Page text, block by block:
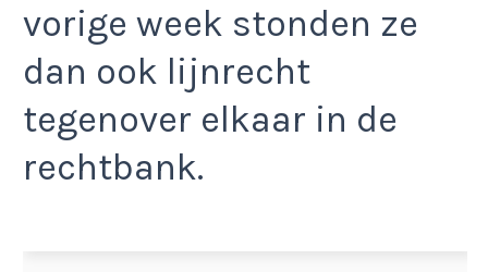
vorige week stonden ze
dan ook lijnrecht
tegenover elkaar in de
rechtbank.